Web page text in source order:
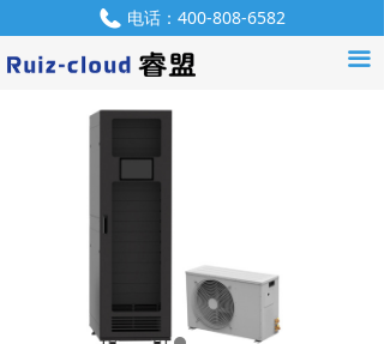
끀
产品中心
电话： 400-808-6582
QQ：550952907